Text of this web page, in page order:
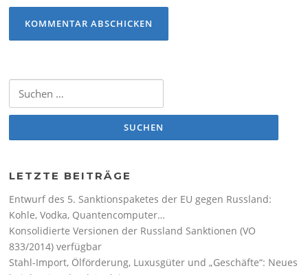
Suchen nach:
LETZTE BEITRÄGE
Entwurf des 5. Sanktionspaketes der EU gegen Russland:
Kohle, Vodka, Quantencomputer…
Konsolidierte Versionen der Russland Sanktionen (VO
833/2014) verfügbar
Stahl-Import, Ölförderung, Luxusgüter und „Geschäfte“: Neues